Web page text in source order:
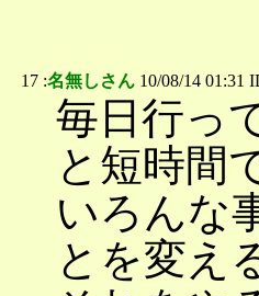
17 :名無しさん 10/08/14 01:31
毎日行っ
と短時間
いろんな
とを変え